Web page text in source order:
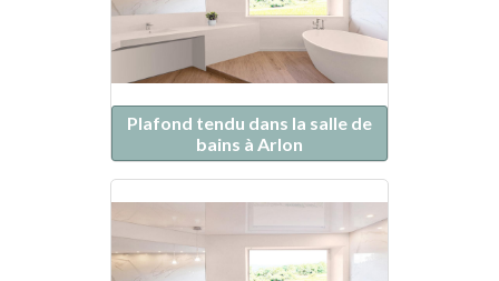
Plafond tendu dans la salle de
bains à Arlon